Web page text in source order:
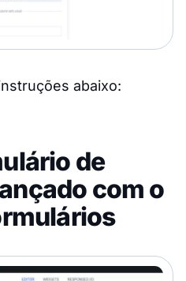
abaixo:
de
com o